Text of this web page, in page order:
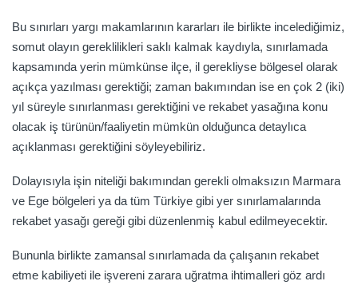
Bu sınırları yargı makamlarının kararları ile birlikte incelediğimiz,
somut olayın gereklilikleri saklı kalmak kaydıyla, sınırlamada
kapsamında yerin mümkünse ilçe, il gerekliyse bölgesel olarak
açıkça yazılması gerektiği; zaman bakımından ise en çok 2 (iki)
yıl süreyle sınırlanması gerektiğini ve rekabet yasağına konu
olacak iş türünün/faaliyetin mümkün olduğunca detaylıca
açıklanması gerektiğini söyleyebiliriz.
Dolayısıyla işin niteliği bakımından gerekli olmaksızın Marmara
ve Ege bölgeleri ya da tüm Türkiye gibi yer sınırlamalarında
rekabet yasağı gereği gibi düzenlenmiş kabul edilmeyecektir.
Bununla birlikte zamansal sınırlamada da çalışanın rekabet
etme kabiliyeti ile işvereni zarara uğratma ihtimalleri göz ardı